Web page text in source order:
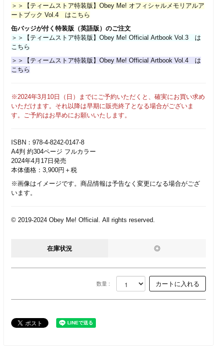
＞＞【ティームストア特装版】Obey Me! オフィシャルメモリアルア
ートブック Vol.4 はこちら
缶バッジが付く特装版（英語版）のご注文
＞＞【ティームストア特装版】Obey Me! Official Artbook Vol.3 は
こちら
＞＞【ティームストア特装版】Obey Me! Official Artbook Vol.4 は
こちら
※2024年3月10日（日）までにご予約いただくと、確実にお買い求め
いただけます。それ以降は早期に販売終了となる場合がございま
す。ご予約はお早めにお願いいたします。
ISBN：978-4-8242-0147-8
A4判 約304ページ フルカラー
2024年4月17日発売
本体価格：3,900円＋税
※画像はイメージです。商品情報は予告なく変更になる場合がござ
います。
© 2019-2024 Obey Me! Official. All rights reserved.
在庫状況 ◎
数量 :